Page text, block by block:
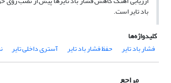
باد تایر است.
کلیدواژه‌ها
فشار باد تایر
حفظ فشار باد تایر آستری داخلی تایر